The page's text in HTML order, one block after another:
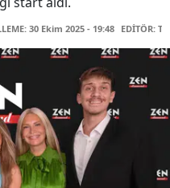
30 Ekim 2025 - 19:48 EDİTÖR: